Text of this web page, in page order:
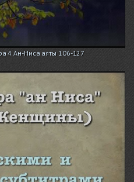
4 Ан-Ниса аяты 106-127